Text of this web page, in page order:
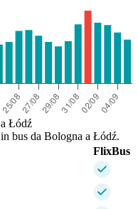
Łódź
bus da Bologna a Łódź.
FlixBus